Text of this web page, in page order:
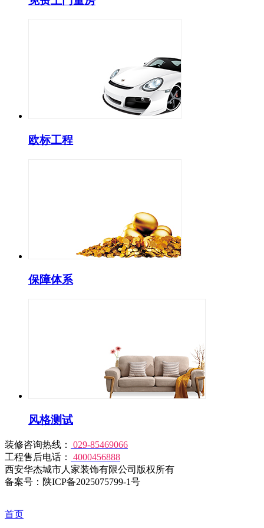
欧标工程
保障体系
风格测试
装修咨询热线：
029-85469066
工程售后电话：
4000456888
西安华杰城市人家装饰有限公司版权所有
备案号：陕ICP备2025075799-1号
首页